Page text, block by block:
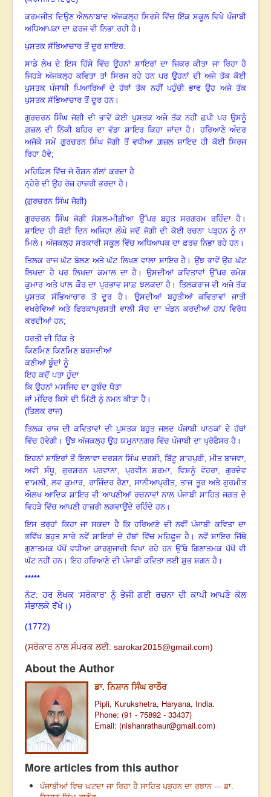
ਕਰਮਜੀਤ ਦਿਉਣ ਐਲਨਾਬਾਦ ਅੱਜਕਲ੍ਹ ਸਿਰਸੇ ਵਿੱਚ ਇੱਕ ਸਕੂਲ ਵਿਖੇ ਪੰਜਾਬੀ
ਅਧਿਆਪਕਾ ਦਾ ਫ਼ਰਜ ਵੀ ਨਿਭਾ ਰਹੀ ਹੈ ।
ਪੁਸਤਕ ਸੱਭਿਆਚਾਰ ਤੋਂ ਦੂਰ ਸ਼ਾਇਰ:
ਸਾਡੇ ਲੇਖ ਦੇ ਇਸ ਹਿੱਸੇ ਵਿੱਚ ਉਹਨਾਂ ਸ਼ਾਇਰਾਂ ਦਾ ਜ਼ਿਕਰ ਕੀਤਾ ਜਾ ਰਿਹਾ ਹੈ
ਜਿਹੜੇ ਅੱਜਕਲ੍ਹ ਕਵਿਤਾ ਤਾਂ ਸਿਰਜ ਰਹੇ ਹਨ ਪਰ ਉਹਨਾਂ ਦੀ ਅਜੇ ਤੱਕ ਕੋਈ
ਪੁਸਤਕ ਪੰਜਾਬੀ ਪਿਆਰਿਆਂ ਦੇ ਹੱਥਾਂ ਤੱਕ ਨਹੀਂ ਪਹੁੰਚੀ ਭਾਵ ਉਹ ਅਜੇ ਤੱਕ
ਪੁਸਤਕ ਸੱਭਿਆਚਾਰ ਤੋਂ ਦੂਰ ਹਨ ।
ਗੁਰਚਰਨ ਸਿੰਘ ਜੋਗੀ ਦੀ ਭਾਵੇਂ ਕੋਈ ਪੁਸਤਕ ਅਜੇ ਤੱਕ ਨਹੀਂ ਛਪੀ ਪਰ ਉਸਨੂੰ
ਗ਼ਜ਼ਲ ਦੀ ਨਿੱਕੀ ਬਹਿਰ ਦਾ ਵੱਡਾ ਸ਼ਾਇਰ ਕਿਹਾ ਜਾਂਦਾ ਹੈ । ਹਰਿਆਣੇ ਅੰਦਰ
ਅਜੋਕੇ ਸਮੇਂ ਗੁਰਚਰਨ ਸਿੰਘ ਜੋਗੀ ਤੋਂ ਵਧੀਆ ਗ਼ਜ਼ਲ ਸ਼ਾਇਦ ਹੀ ਕੋਈ ਸਿਰਜ
ਰਿਹਾ ਹੋਵੇ;
ਮਹਿਫ਼ਿਲ ਵਿੱਚ ਜੋ ਰੌਸ਼ਨ ਗੱਲਾਂ ਕਰਦਾ ਹੈ
ਨ੍ਹੇਰੇ ਦੀ ਉਹ ਰੋਜ਼ ਹਾਜ਼ਰੀ ਭਰਦਾ ਹੈ ।
(ਗੁਰਚਰਨ ਸਿੰਘ ਜੋਗੀ)
ਗੁਰਚਰਨ ਸਿੰਘ ਜੋਗੀ ਸੋਸ਼ਲ-ਮੀਡੀਆ ਉੱਪਰ ਬਹੁਤ ਸਰਗਰਮ ਰਹਿੰਦਾ ਹੈ ।
ਸ਼ਾਇਦ ਹੀ ਕੋਈ ਦਿਨ ਅਜਿਹਾ ਲੰਘੇ ਜਦੋਂ ਜੋਗੀ ਦੀ ਕੋਈ ਰਚਨਾ ਪੜ੍ਹਨ ਨੂੰ ਨਾ
ਮਿਲੇ । ਅੱਜਕਲ੍ਹ ਸਰਕਾਰੀ ਸਕੂਲ ਵਿੱਚ ਅਧਿਆਪਕ ਦਾ ਫ਼ਰਜ਼ ਨਿਭਾ ਰਹੇ ਹਨ ।
ਤਿਲਕ ਰਾਜ ਘੱਟ ਬੋਲਣ ਅਤੇ ਘੱਟ ਲਿਖਣ ਵਾਲਾ ਸ਼ਾਇਰ ਹੈ । ਉਂਝ ਭਾਵੇਂ ਉਹ ਘੱਟ
ਲਿਖਦਾ ਹੈ ਪਰ ਲਿਖਦਾ ਕਮਾਲ ਦਾ ਹੈ ।ਉਸਦੀਆਂ ਕਵਿਤਾਵਾਂ ਉੱਪਰ ਰਮੇਸ਼
ਕੁਮਾਰ ਅਤੇ ਪਾਲ ਕੌਰ ਦਾ ਪ੍ਰਭਾਵ ਸਾਫ਼ ਝਲਕਦਾ ਹੈ । ਤਿਲਕਰਾਜ ਵੀ ਅਜੇ ਤੱਕ
ਪੁਸਤਕ ਸੱਭਿਆਚਾਰ ਤੋਂ ਦੂਰ ਹੈ । ਉਸਦੀਆਂ ਬਹੁਤੀਆਂ ਕਵਿਤਾਵਾਂ ਜਾਤੀ
ਵਖਰੇਵਿਆਂ ਅਤੇ ਫਿਰਕਾਪ੍ਰਸਤੀ ਵਾਲੀ ਸੋਚ ਦਾ ਖੰਡਨ ਕਰਦੀਆਂ ਹਨ/ ਵਿਰੋਧ
ਕਰਦੀਆਂ ਹਨ;
ਧਰਤੀ ਦੀ ਹਿੱਕ ਤੇ
ਕਿਣਮਿਣ ਕਿਣਮਿਣ ਬਰਸਦੀਆਂ
ਕਣੀਆਂ ਬੂੰਦਾਂ ਨੂੰ
ਇਹ ਕਦੋਂ ਪਤਾ ਹੁੰਦਾ
ਕਿ ਉਹਨਾਂ ਮਸਜਿਦ ਦਾ ਗੁਬੰਦ ਧੋਤਾ
ਜਾਂ ਮੰਦਿਰ ਕਿਸੇ ਦੀ ਮਿੱਟੀ ਨੂੰ ਨਮਨ ਕੀਤਾ ਹੈ ।
(ਤਿਲਕ ਰਾਜ)
ਤਿਲਕ ਰਾਜ ਦੀ ਕਵਿਤਾਵਾਂ ਦੀ ਪੁਸਤਕ ਬਹੁਤ ਜਲਦ ਪੰਜਾਬੀ ਪਾਠਕਾਂ ਦੇ ਹੱਥਾਂ
ਵਿੱਚ ਹੋਵੇਗੀ । ਉਂਝ ਅੱਜਕਲ੍ਹ ਉਹ ਯਮੁਨਾਨਗਰ ਵਿੱਚ ਪੰਜਾਬੀ ਦਾ ਪ੍ਰੋਫੈਸਰ ਹੈ ।
ਇਹਨਾਂ ਸ਼ਾਇਰਾਂ ਤੋਂ ਇਲਾਵਾ ਦਰਸ਼ਨ ਸਿੰਘ ਦਰਸ਼ੀ, ਬਿੱਟੂ ਸ਼ਾਹਪੁਰੀ, ਮੀਤ ਬਾਜਵਾ,
ਅਵੀ ਸੰਧੂ, ਗੁਰਸ਼ਰਨ ਪਰਵਾਨਾ, ਪ੍ਰਵੀਨ ਸ਼ਰਮਾ, ਵਿਸ਼ਨੂੰ ਵੋਹਰਾ, ਗੁਰਦੇਵ
ਦਾਮਲੀ, ਲਵ ਕੁਮਾਰ, ਰਾਜਿੰਦਰ ਰੈਣਾ, ਸਾਨੀਆਪ੍ਰੀਤ, ਤਾਜ ਤੂਰ ਅਤੇ ਗੁਰਮੀਤ
ਔਲਖ ਆਦਿਕ ਸ਼ਾਇਰ ਵੀ ਆਪਣੀਆਂ ਰਚਨਾਵਾਂ ਨਾਲ ਪੰਜਾਬੀ ਸਾਹਿਤ ਜਗਤ ਦੇ
ਵਿਹੜੇ ਵਿੱਚ ਆਪਣੀ ਹਾਜ਼ਰੀ ਲਗਵਾਉਂਦੇ ਰਹਿੰਦੇ ਹਨ ।
ਇਸ ਤਰ੍ਹਾਂ ਕਿਹਾ ਜਾ ਸਕਦਾ ਹੈ ਕਿ ਹਰਿਆਣੇ ਦੀ ਨਵੀਂ ਪੰਜਾਬੀ ਕਵਿਤਾ ਦਾ
ਭਵਿੱਖ ਬਹੁਤ ਸਾਰੇ ਨਵੇਂ ਸ਼ਾਇਰਾਂ ਦੇ ਹੱਥਾਂ ਵਿੱਚ ਮਹਿਫ਼ੂਜ ਹੈ । ਨਵੇਂ ਸ਼ਾਇਰ ਜਿੱਥੇ
ਗੁਣਾਤਮਕ ਪੱਖੋਂ ਵਧੀਆ ਕਾਰਗੁਜਾਰੀ ਵਿਖਾ ਰਹੇ ਹਨ ਉੱਥੇ ਗਿਣਾਤਮਕ ਪੱਖੋਂ ਵੀ
ਘੱਟ ਨਹੀਂ ਹਨ ।ਇਹ ਹਰਿਆਣੇ ਦੀ ਪੰਜਾਬੀ ਕਵਿਤਾ ਲਈ ਸ਼ੁਭ ਸ਼ਗਨ ਹੈ ।
*****
ਨੋਟ: ਹਰ ਲੇਖਕ ‘ਸਰੋਕਾਰ’ ਨੂੰ ਭੇਜੀ ਗਈ ਰਚਨਾ ਦੀ ਕਾਪੀ ਆਪਣੇ ਕੋਲ
ਸੰਭਾਲਕੇ ਰੱਖੇ।)
(1772)
(ਸਰੋਕਾਰ ਨਾਲ ਸੰਪਰਕ ਲਈ: sarokar2015@gmail.com)
About the Author
ਡਾ. ਨਿਸ਼ਾਨ ਸਿੰਘ ਰਾਠੌਰ
Pipli, Kurukshetra, Haryana, India.
Phone: (91 - 75892 - 33437)
Email: (nishanrathaur@gmail.com)
More articles from this author
ਪੰਜਾਬੀਆਂ ਵਿਚ ਘਟਦਾ ਜਾ ਰਿਹਾ ਹੈ ਸਾਹਿਤ ਪੜ੍ਹਨ ਦਾ ਰੁਝਾਨ --- ਡਾ.